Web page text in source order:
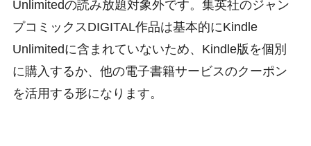
Unlimitedの読み放題対象外です。集英社のジャン
プコミックスDIGITAL作品は基本的にKindle
Unlimitedに含まれていないため、Kindle版を個別
に購入するか、他の電子書籍サービスのクーポン
を活用する形になります。